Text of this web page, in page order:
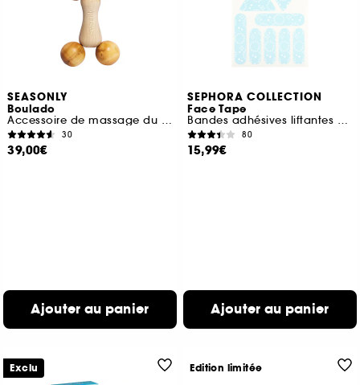
SEASONLY
Boulado
Accessoire de massage du visage decongestionnant
30
39,00€
Ajouter au panier
SEPHORA COLLECTION
Face Tape
Bandes adhésives liftantes pour le visage
80
15,99€
Ajouter au panier
Exclu Edition limitée